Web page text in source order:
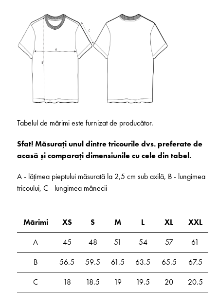
Tabelul de mărimi este furnizat de producător.
Sfat! Măsurați unul dintre tricourile dvs. preferate de
acasă și comparați dimensiunile cu cele din tabel.
A - lățimea pieptului măsurată la 2,5 cm sub axilă, B - lungimea
tricoului, C - lungimea mânecii
Mărimi XS S M L XL
XXL
A
45 48 51 54 57
61
B
56.5 59.5 61.5 63.5 65.5
67.5
C
18 18.5 19 19.5 20 20.5